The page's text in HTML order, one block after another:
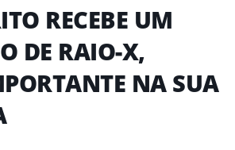
RECEBE UM
DE RAIO-X,
NA SUA